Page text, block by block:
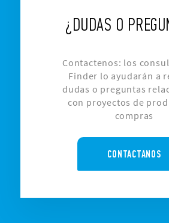
¿DUDAS O
Contactenos: los
Finder lo ayudarán a
dudas o preguntas
con proyectos de
compras
CONTACTANOS